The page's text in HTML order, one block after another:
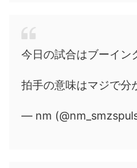
今日の試合はブーイン
拍手の意味はマジで分
— nm